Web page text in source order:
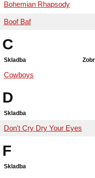
Bohemian Rhapsody
Boof Baf
C
Skladba
Cowboys
D
Skladba
Don't Cry Dry Your Eyes
F
Skladba